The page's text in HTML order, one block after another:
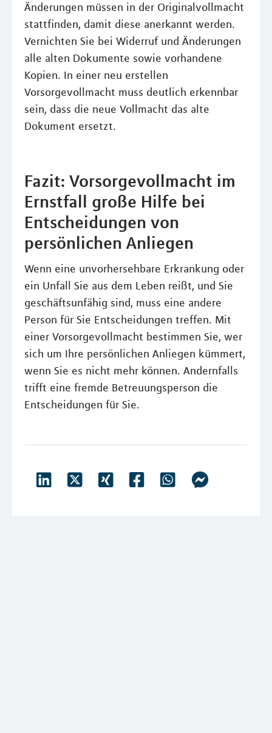
Änderungen müssen in der Originalvollmacht
stattfinden, damit diese anerkannt werden.
Vernichten Sie bei Widerruf und Änderungen
alle alten Dokumente sowie vorhandene
Kopien. In einer neu erstellen
Vorsorgevollmacht muss deutlich erkennbar
sein, dass die neue Vollmacht das alte
Dokument ersetzt.
Fazit: Vorsorgevollmacht im
Ernstfall große Hilfe bei
Entscheidungen von
persönlichen Anliegen
Wenn eine unvorhersehbare Erkrankung oder
ein Unfall Sie aus dem Leben reißt, und Sie
geschäftsunfähig sind, muss eine andere
Person für Sie Entscheidungen treffen. Mit
einer Vorsorgevollmacht bestimmen Sie, wer
sich um Ihre persönlichen Anliegen kümmert,
wenn Sie es nicht mehr können. Andernfalls
trifft eine fremde Betreuungsperson die
Entscheidungen für Sie.